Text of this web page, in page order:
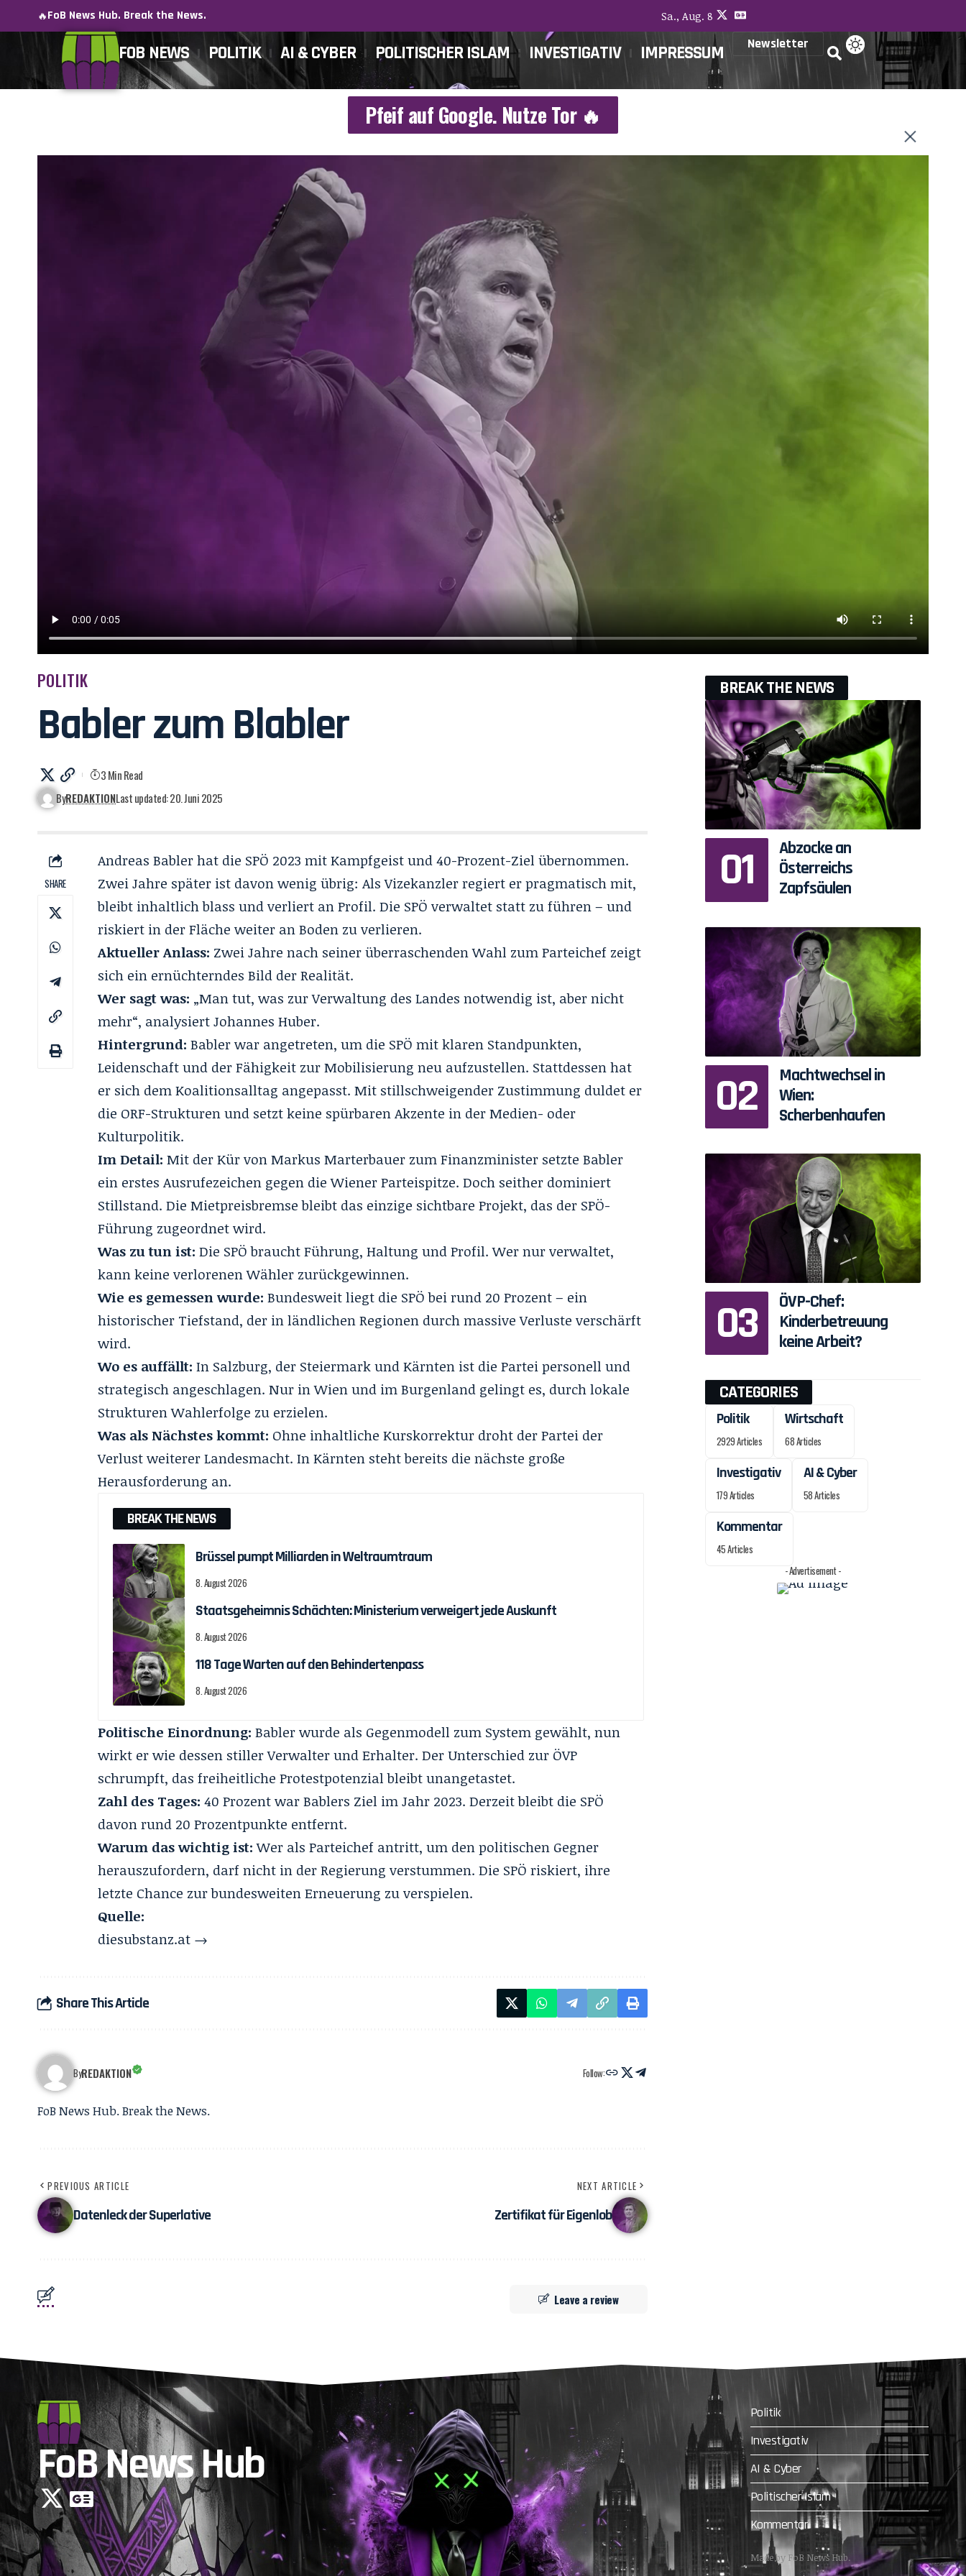
🔥FoB News Hub. Break the News. Sa., Aug. 8
FOB NEWS POLITIK AI & CYBER POLITISCHER ISLAM INVESTIGATIV IMPRESSUM Newsletter
Pfeif auf Google. Nutze Tor 🔥
POLITIK
Babler zum Blabler
ByREDAKTIONLast updated: 20. Juni 2025
3 Min Read
SHARE
Andreas Babler hat die SPÖ 2023 mit Kampfgeist und 40-Prozent-Ziel übernommen.
Zwei Jahre später ist davon wenig übrig: Als Vizekanzler regiert er pragmatisch mit,
bleibt inhaltlich blass und verliert an Profil. Die SPÖ verwaltet statt zu führen – und
riskiert in der Fläche weiter an Boden zu verlieren.
Aktueller Anlass: Zwei Jahre nach seiner überraschenden Wahl zum Parteichef zeigt
sich ein ernüchterndes Bild der Realität.
Wer sagt was: „Man tut, was zur Verwaltung des Landes notwendig ist, aber nicht
mehr“, analysiert Johannes Huber.
Hintergrund: Babler war angetreten, um die SPÖ mit klaren Standpunkten,
Leidenschaft und der Fähigkeit zur Mobilisierung neu aufzustellen. Stattdessen hat
er sich dem Koalitionsalltag angepasst. Mit stillschweigender Zustimmung duldet er
die ORF-Strukturen und setzt keine spürbaren Akzente in der Medien- oder
Kulturpolitik.
Im Detail: Mit der Kür von Markus Marterbauer zum Finanzminister setzte Babler
ein erstes Ausrufezeichen gegen die Wiener Parteispitze. Doch seither dominiert
Stillstand. Die Mietpreisbremse bleibt das einzige sichtbare Projekt, das der SPÖ-
Führung zugeordnet wird.
Was zu tun ist: Die SPÖ braucht Führung, Haltung und Profil. Wer nur verwaltet,
kann keine verlorenen Wähler zurückgewinnen.
Wie es gemessen wurde: Bundesweit liegt die SPÖ bei rund 20 Prozent – ein
historischer Tiefstand, der in ländlichen Regionen durch massive Verluste verschärft
wird.
Wo es auffällt: In Salzburg, der Steiermark und Kärnten ist die Partei personell und
strategisch angeschlagen. Nur in Wien und im Burgenland gelingt es, durch lokale
Strukturen Wahlerfolge zu erzielen.
Was als Nächstes kommt: Ohne inhaltliche Kurskorrektur droht der Partei der
Verlust weiterer Landesmacht. In Kärnten steht bereits die nächste große
Herausforderung an.
BREAK THE NEWS
Brüssel pumpt Milliarden in Weltraumtraum
8. August 2026
Staatsgeheimnis Schächten: Ministerium verweigert jede Auskunft
8. August 2026
118 Tage Warten auf den Behindertenpass
8. August 2026
Politische Einordnung: Babler wurde als Gegenmodell zum System gewählt, nun
wirkt er wie dessen stiller Verwalter und Erhalter. Der Unterschied zur ÖVP
schrumpft, das freiheitliche Protestpotenzial bleibt unangetastet.
Zahl des Tages: 40 Prozent war Bablers Ziel im Jahr 2023. Derzeit bleibt die SPÖ
davon rund 20 Prozentpunkte entfernt.
Warum das wichtig ist:Wer als Parteichef antritt, um den politischen Gegner
herauszufordern, darf nicht in der Regierung verstummen. Die SPÖ riskiert, ihre
letzte Chance zur bundesweiten Erneuerung zu verspielen.
Quelle:
diesubstanz.at →
Share This Article
ByREDAKTION Follow:
FoB News Hub. Break the News.
PREVIOUS ARTICLE
Datenleck der Superlative
NEXT ARTICLE
Zertifikat für Eigenlob
Leave a review
BREAK THE NEWS
Abzocke an
Österreichs
Zapfsäulen
Machtwechsel in
Wien:
Scherbenhaufen
ÖVP-Chef:
Kinderbetreuung
keine Arbeit?
CATEGORIES
Politik
2929 Articles
Wirtschaft
68 Articles
Investigativ
179 Articles
AI & Cyber
58 Articles
Kommentar
45 Articles
- Advertisement -
FoB News Hub
Politik
Investigativ
AI & Cyber
Politischer Islam
Kommentar
Made by FoB News Hub.